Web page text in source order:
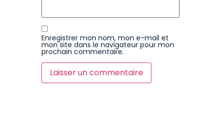
Enregistrer mon nom, mon e-mail et
mon site dans le navigateur pour mon
prochain commentaire.